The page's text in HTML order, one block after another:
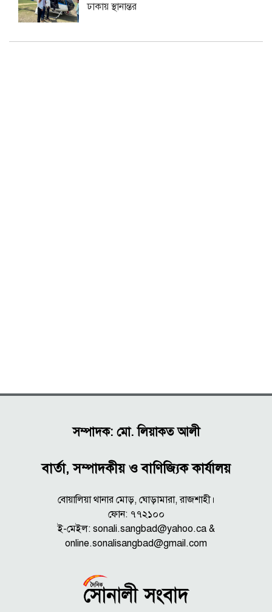
ঢাকায় স্থানান্তর
সম্পাদক: মো. লিয়াকত আলী
বার্তা, সম্পাদকীয় ও বাণিজ্যিক কার্যালয়
বোয়ালিয়া থানার মোড়, ঘোড়ামারা, রাজশাহী।
ফোন: ৭৭২১০০
ই-মেইল: sonali.sangbad@yahoo.ca &
online.sonalisangbad@gmail.com